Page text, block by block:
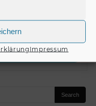
Impressum
Produkt kaufen